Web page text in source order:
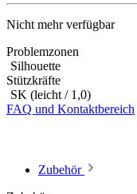
Nicht mehr verfügbar
Problemzonen
Silhouette
Stützkräfte
SK (leicht / 1,0)
FAQ und Kontaktbereich
Zubehör